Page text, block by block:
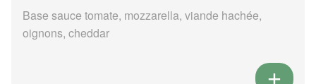
Base sauce tomate, mozzarella, viande hachée,
oignons, cheddar